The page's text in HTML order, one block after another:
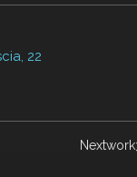
22